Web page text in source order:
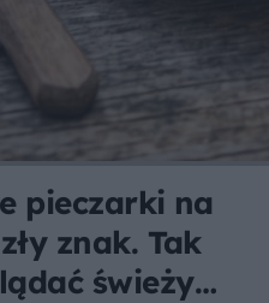
pieczarki na
znak. Tak
świeży